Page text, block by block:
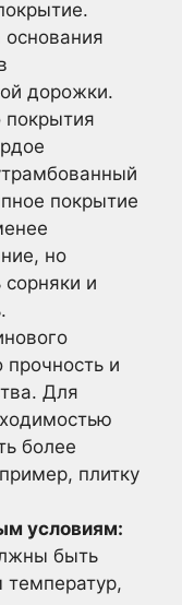
основания
дорожки.
покрытия
покрытие
но
сорняки и
прочность и
Для
более
плитку
условиям:
быть
температур,